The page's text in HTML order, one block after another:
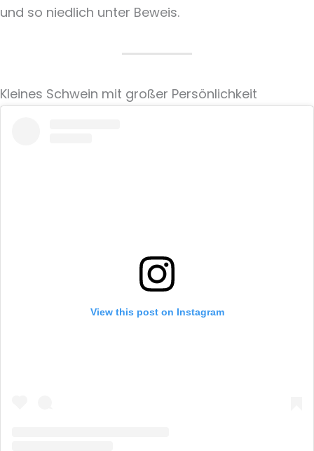
und so niedlich unter Beweis.
Kleines Schwein mit großer Persönlichkeit
View this post on Instagram